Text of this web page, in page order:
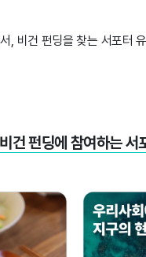
, 비건 펀딩을 찾는 서포터
건 펀딩에 참여하는 서